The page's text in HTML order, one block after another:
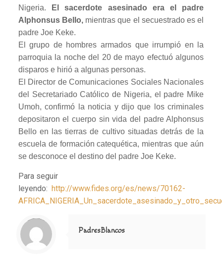
Nigeria.
El sacerdote asesinado era el padre
Alphonsus Bello, mientras que el secuestrado es el
padre Joe Keke.
El grupo de hombres armados que irrumpió en la
parroquia la noche del 20 de mayo efectuó algunos
disparos e hirió a algunas personas.
El Director de Comunicaciones Sociales Nacionales
del Secretariado Católico de Nigeria, el padre Mike
Umoh, confirmó la noticia y dijo que los criminales
depositaron el cuerpo sin vida del padre Alphonsus
Bello en las tierras de cultivo situadas detrás de la
escuela de formación catequética, mientras que aún
se desconoce el destino del padre Joe Keke.
Para seguir
leyendo: http://www.fides.org/es/news/70162-
Notice
: Trying to access array offset on value of type null in
/home/misioner/public_html/padresblancos/themes/betheme/includes/content-single.php
on line
286
PadresBlancos